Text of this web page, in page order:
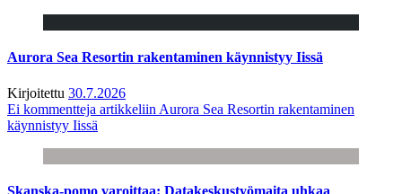
Aurora Sea Resortin rakentaminen käynnistyy Iissä
Kirjoitettu 30.7.2026
Ei kommentteja artikkeliin Aurora Sea Resortin rakentaminen
käynnistyy Iissä
Skanska-pomo varoittaa: Datakeskustyömaita uhkaa